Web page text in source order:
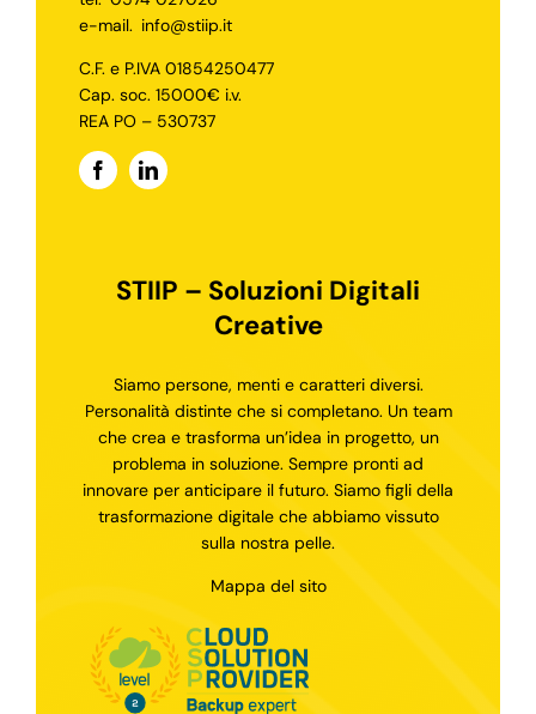
e-mail. info@stiip.it
C.F. e P.IVA 01854250477
Cap. soc. 15000€ i.v.
REA PO – 530737
STIIP – Soluzioni Digitali
Creative
Siamo persone, menti e caratteri diversi.
Personalità distinte che si completano. Un team
che crea e trasforma un’idea in progetto, un
problema in soluzione. Sempre pronti ad
innovare per anticipare il futuro. Siamo figli della
trasformazione digitale che abbiamo vissuto
sulla nostra pelle.
Mappa del sito